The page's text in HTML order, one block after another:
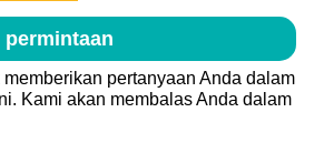
pertanyaan Anda dalam
Kami akan membalas Anda dalam